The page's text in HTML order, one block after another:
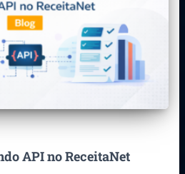
API no ReceitaNet